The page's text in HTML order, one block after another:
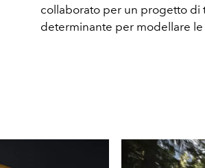
collaborato per un progetto di
determinante per modellare